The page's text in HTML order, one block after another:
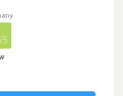
/5